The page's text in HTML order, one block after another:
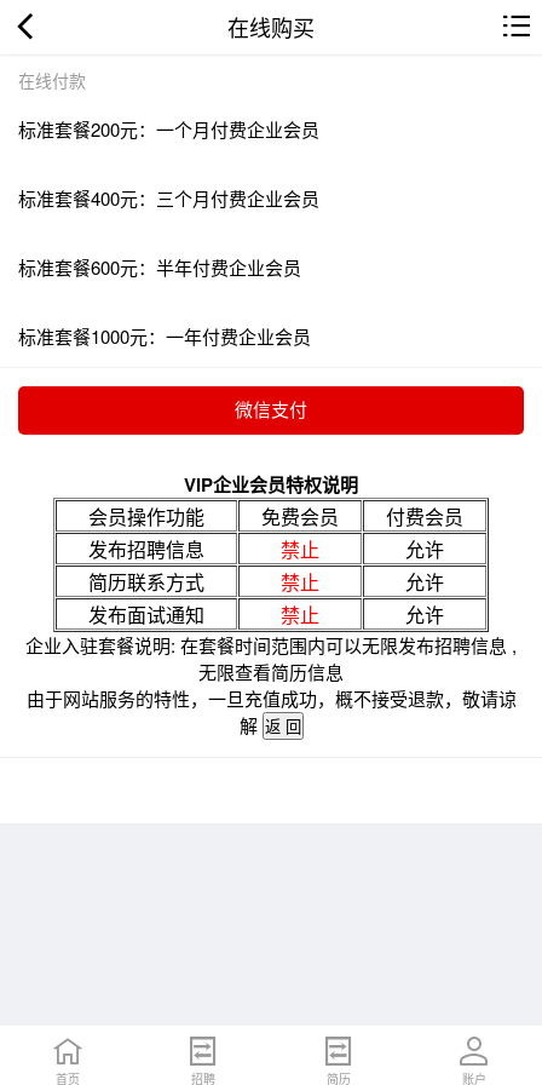
在线购买
在线付款
标准套餐200元：一个月付费企业会员
标准套餐400元：三个月付费企业会员
标准套餐600元：半年付费企业会员
标准套餐1000元：一年付费企业会员
VIP企业会员特权说明
会员操作功能 免费会员
付费会员
发布招聘信息
禁止
允许
简历联系方式
禁止
允许
发布面试通知
禁止 允许
企业入驻套餐说明: 在套餐时间范围内可以无限发布招聘信息 ,
无限查看简历信息
由于网站服务的特性，一旦充值成功，概不接受退款，敬请谅
解
首页 招聘 简历 账户